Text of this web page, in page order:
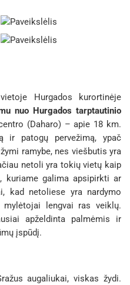
Hurgados kurortinėje
nuo Hurgados tarptautinio
(Daharo) – apie 18 km.
ir patogų pervežimą, ypač
ramybe, nes viešbutis yra
netoli yra tokių vietų kaip
kuriame galima apsipirkti ar
kad netoliese yra nardymo
lengvai ras veiklų.
apželdinta palmėmis ir
įspūdį.
augaliukai, viskas žydi.